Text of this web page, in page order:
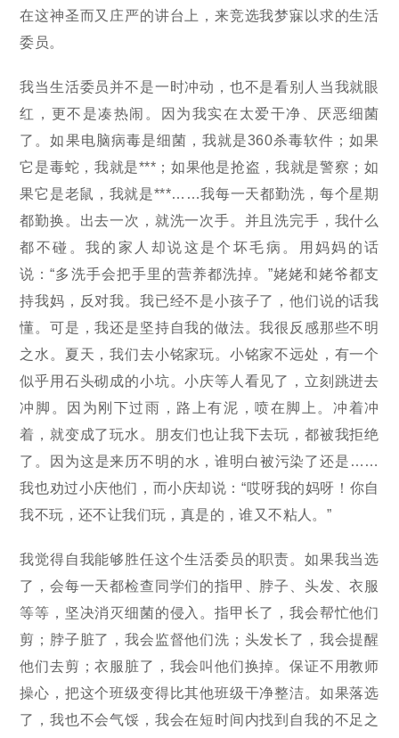
在这神圣而又庄严的讲台上，来竞选我梦寐以求的生活
委员。
我当生活委员并不是一时冲动，也不是看别人当我就眼
红，更不是凑热闹。因为我实在太爱干净、厌恶细菌
了。如果电脑病毒是细菌，我就是360杀毒软件；如果
它是毒蛇，我就是***；如果他是抢盗，我就是警察；如
果它是老鼠，我就是***……我每一天都勤洗，每个星期
都勤换。出去一次，就洗一次手。并且洗完手，我什么
都不碰。我的家人却说这是个坏毛病。用妈妈的话
说：“多洗手会把手里的营养都洗掉。”姥姥和姥爷都支
持我妈，反对我。我已经不是小孩子了，他们说的话我
懂。可是，我还是坚持自我的做法。我很反感那些不明
之水。夏天，我们去小铭家玩。小铭家不远处，有一个
似乎用石头砌成的小坑。小庆等人看见了，立刻跳进去
冲脚。因为刚下过雨，路上有泥，喷在脚上。冲着冲
着，就变成了玩水。朋友们也让我下去玩，都被我拒绝
了。因为这是来历不明的水，谁明白被污染了还是……
我也劝过小庆他们，而小庆却说：“哎呀我的妈呀！你自
我不玩，还不让我们玩，真是的，谁又不粘人。”
我觉得自我能够胜任这个生活委员的职责。如果我当选
了，会每一天都检查同学们的指甲、脖子、头发、衣服
等等，坚决消灭细菌的侵入。指甲长了，我会帮忙他们
剪；脖子脏了，我会监督他们洗；头发长了，我会提醒
他们去剪；衣服脏了，我会叫他们换掉。保证不用教师
操心，把这个班级变得比其他班级干净整洁。如果落选
了，我也不会气馁，我会在短时间内找到自我的不足之